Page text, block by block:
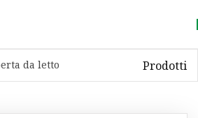
da letto Prodotti